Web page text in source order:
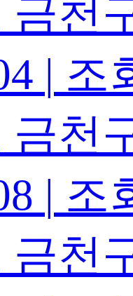
금천
| 조
금천
| 조
금천